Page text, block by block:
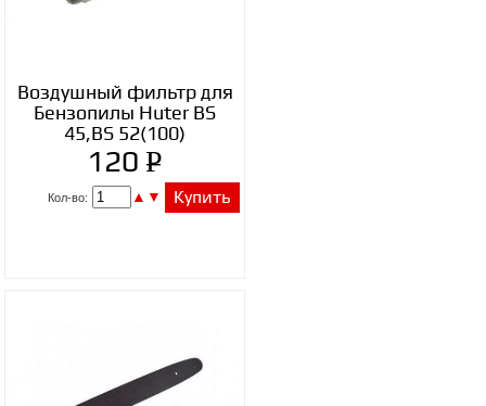
Воздушный фильтр для
Бензопилы Huter BS
45,BS 52(100)
120P
УБ.
Кол-во: ▲ ▼ Купить